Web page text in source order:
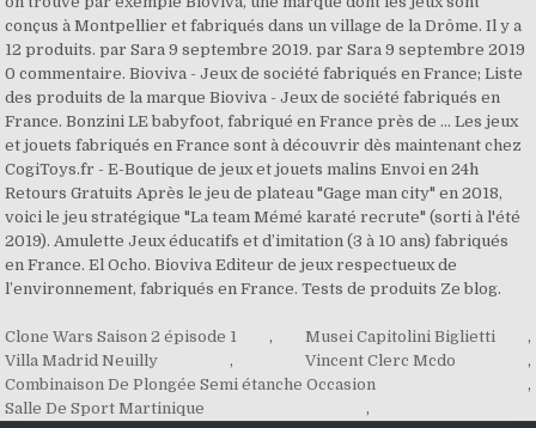
Clone Wars Saison 2 épisode 1 , Musei Capitolini Biglietti
,
Villa Madrid Neuilly
, Vincent Clerc Mcdo
,
Combinaison De Plongée Semi étanche Occasion
,
Salle De Sport Martinique
,